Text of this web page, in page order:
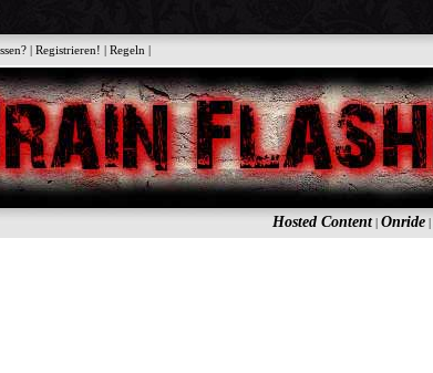
|Registrieren! |Regeln |
Hosted Content| Onride|